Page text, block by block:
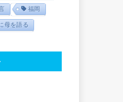
福岡
母を語る